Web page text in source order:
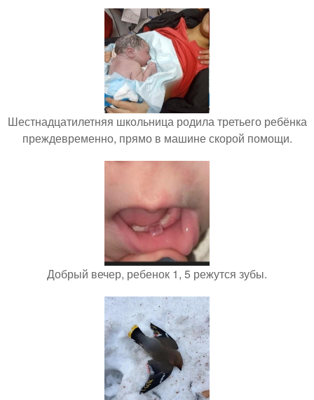
Шестнадцатилетняя школьница родила третьего ребёнка
преждевременно, прямо в машине скорой помощи.
Добрый вечер, ребенок 1, 5 режутся зубы.